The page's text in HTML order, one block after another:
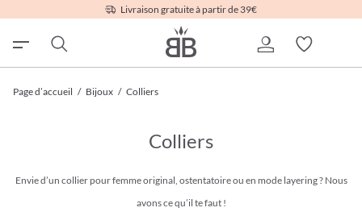
Livraison gratuite à partir de 39€
Page d’accueil / Bijoux / Colliers
Colliers
Envie d’un collier pour femme original, ostentatoire ou en mode layering ? Nous
avons ce qu’il te faut !